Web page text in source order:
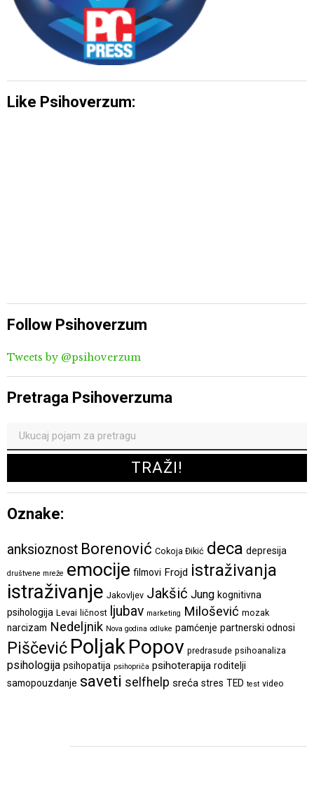
Like Psihoverzum:
Follow Psihoverzum
Tweets by @psihoverzum
Pretraga Psihoverzuma
Oznake:
anksioznost Borenović Cokoja Đikić deca depresija
društvene mreže emocije filmovi Frojd istraživanja
istraživanje Jakovljev Jakšić Jung kognitivna
psihologija Levai ličnost ljubav marketing Milošević mozak
narcizam Nedeljnik Nova godina odluke pamćenje partnerski odnosi
Piščević PoljakPopov predrasude psihoanaliza
psihologija psihopatija psihopriča psihoterapija roditelji
samopouzdanje saveti selfhelp sreća stres TED test video